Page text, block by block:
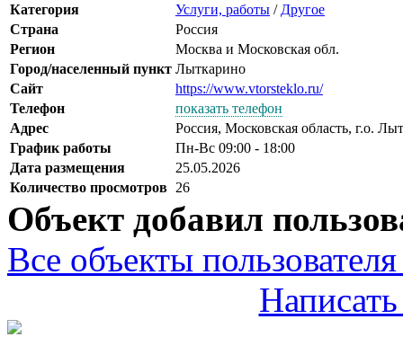
Категория Услуги, работы / Другое
Страна
Россия
Регион
Москва и Московская обл.
Город/населенный пункт Лыткарино
Сайт
https://www.vtorsteklo.ru/
Телефон
показать телефон
Адрес
Россия, Московская область, г.о.
График работы
Пн-Вс 09:00 - 18:00
Дата размещения
25.05.2026
Количество просмотров 26
Объект добавил
Все объекты